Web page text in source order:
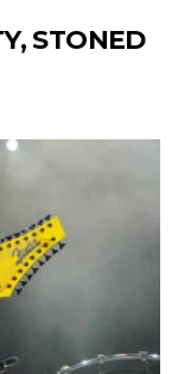
STONED